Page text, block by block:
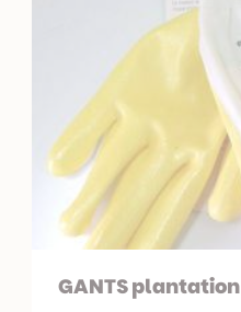
GANTS plantation